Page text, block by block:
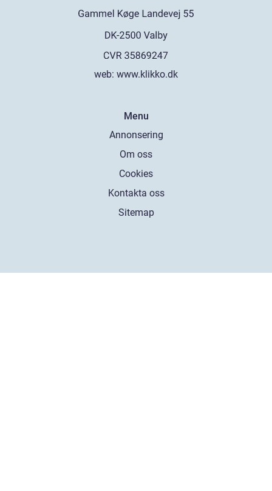
web: www.klikko.dk
Menu
Annonsering
Om oss
Cookies
Kontakta oss
Sitemap